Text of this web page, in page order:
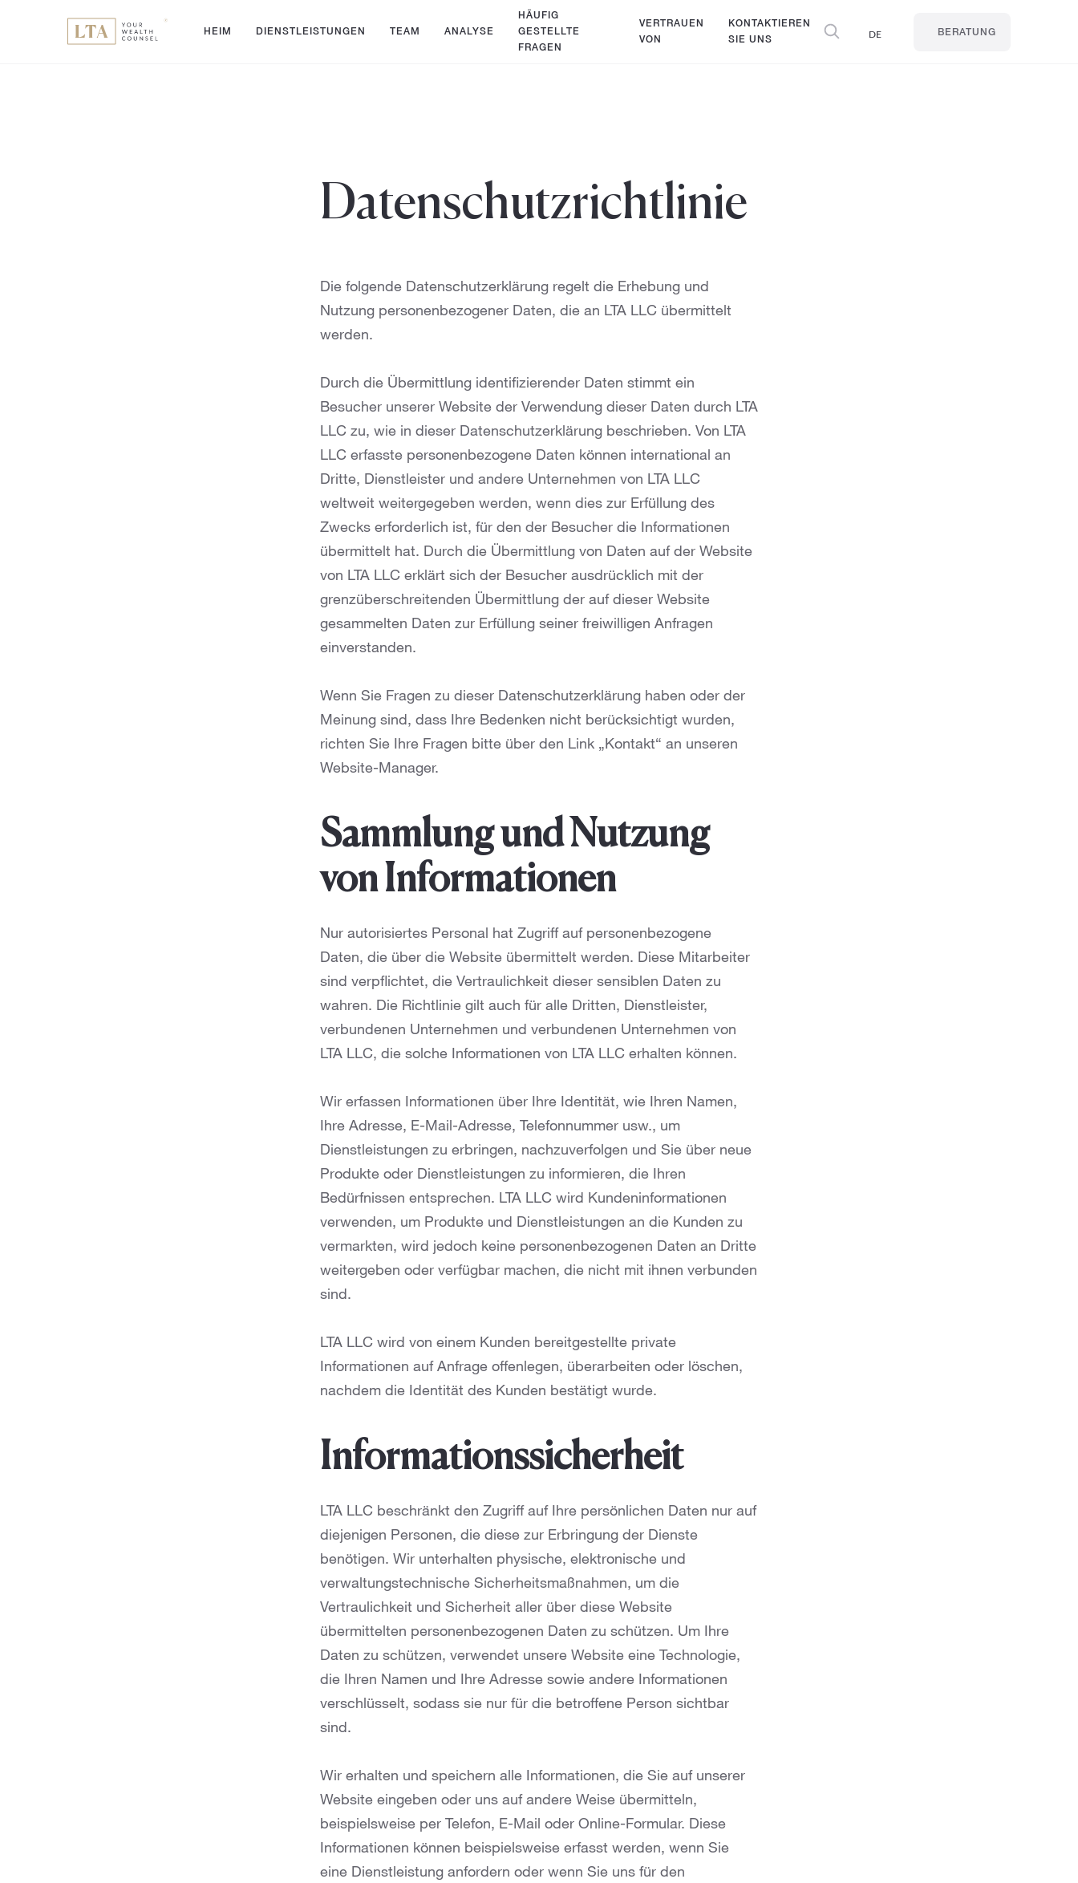
HEIM DIENSTLEISTUNGEN TEAM ANALYSE
HÄUFIG
GESTELLTE
FRAGEN
VERTRAUEN
VON
KONTAKTIEREN
SIE UNS
DE BERATUNG
Datenschutzrichtlinie
Die folgende Datenschutzerklärung regelt die Erhebung und
Nutzung personenbezogener Daten, die an LTA LLC übermittelt
werden.
Durch die Übermittlung identifizierender Daten stimmt ein
Besucher unserer Website der Verwendung dieser Daten durch LTA
LLC zu, wie in dieser Datenschutzerklärung beschrieben. Von LTA
LLC erfasste personenbezogene Daten können international an
Dritte, Dienstleister und andere Unternehmen von LTA LLC
weltweit weitergegeben werden, wenn dies zur Erfüllung des
Zwecks erforderlich ist, für den der Besucher die Informationen
übermittelt hat. Durch die Übermittlung von Daten auf der Website
von LTA LLC erklärt sich der Besucher ausdrücklich mit der
grenzüberschreitenden Übermittlung der auf dieser Website
gesammelten Daten zur Erfüllung seiner freiwilligen Anfragen
einverstanden.
Wenn Sie Fragen zu dieser Datenschutzerklärung haben oder der
Meinung sind, dass Ihre Bedenken nicht berücksichtigt wurden,
richten Sie Ihre Fragen bitte über den Link „Kontakt“ an unseren
Website-Manager.
Sammlung und Nutzung
von Informationen
Nur autorisiertes Personal hat Zugriff auf personenbezogene
Daten, die über die Website übermittelt werden. Diese Mitarbeiter
sind verpflichtet, die Vertraulichkeit dieser sensiblen Daten zu
wahren. Die Richtlinie gilt auch für alle Dritten, Dienstleister,
verbundenen Unternehmen und verbundenen Unternehmen von
LTA LLC, die solche Informationen von LTA LLC erhalten können.
Wir erfassen Informationen über Ihre Identität, wie Ihren Namen,
Ihre Adresse, E-Mail-Adresse, Telefonnummer usw., um
Dienstleistungen zu erbringen, nachzuverfolgen und Sie über neue
Produkte oder Dienstleistungen zu informieren, die Ihren
Bedürfnissen entsprechen. LTA LLC wird Kundeninformationen
verwenden, um Produkte und Dienstleistungen an die Kunden zu
vermarkten, wird jedoch keine personenbezogenen Daten an Dritte
weitergeben oder verfügbar machen, die nicht mit ihnen verbunden
sind.
LTA LLC wird von einem Kunden bereitgestellte private
Informationen auf Anfrage offenlegen, überarbeiten oder löschen,
nachdem die Identität des Kunden bestätigt wurde.
Informationssicherheit
LTA LLC beschränkt den Zugriff auf Ihre persönlichen Daten nur auf
diejenigen Personen, die diese zur Erbringung der Dienste
benötigen. Wir unterhalten physische, elektronische und
verwaltungstechnische Sicherheitsmaßnahmen, um die
Vertraulichkeit und Sicherheit aller über diese Website
übermittelten personenbezogenen Daten zu schützen. Um Ihre
Daten zu schützen, verwendet unsere Website eine Technologie,
die Ihren Namen und Ihre Adresse sowie andere Informationen
verschlüsselt, sodass sie nur für die betroffene Person sichtbar
sind.
Wir erhalten und speichern alle Informationen, die Sie auf unserer
Website eingeben oder uns auf andere Weise übermitteln,
beispielsweise per Telefon, E-Mail oder Online-Formular. Diese
Informationen können beispielsweise erfasst werden, wenn Sie
eine Dienstleistung anfordern oder wenn Sie uns für den